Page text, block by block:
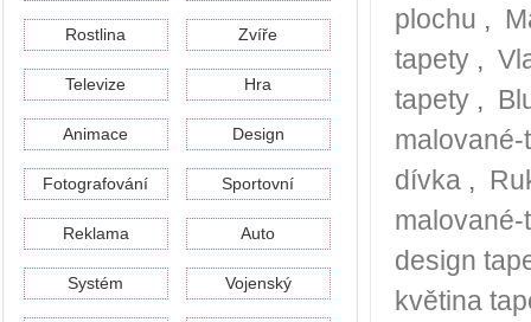
Rostlina Zvíře
Televize Hra
Animace Design
Fotografování Sportovní
Reklama Auto
Systém Vojenský
plochu ,
tapety ,
tapety ,
dívka ,
malované-
design
květina